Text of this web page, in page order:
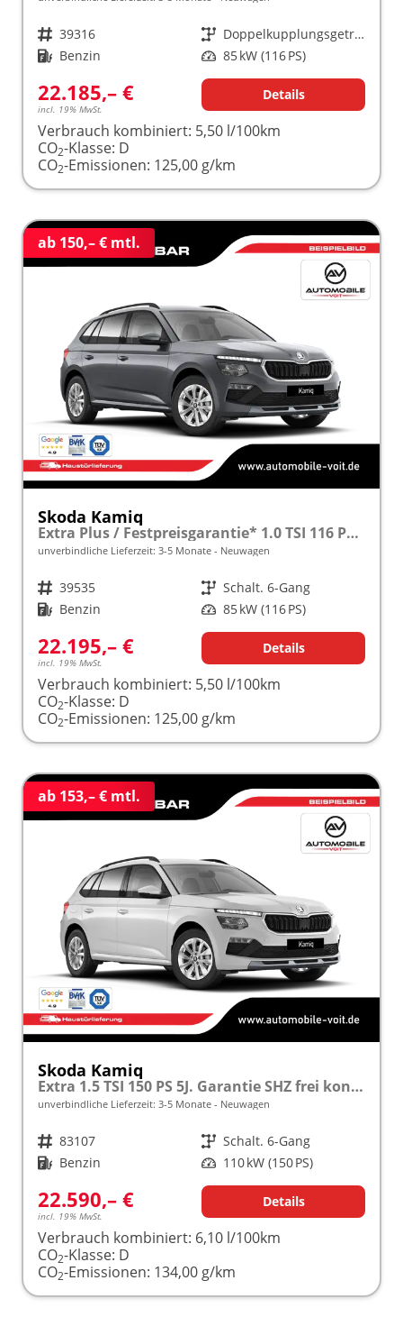
Fahrzeugnr. 39316 Getriebe
Doppelkupplungsgetriebe (DSG)
Kraftstoff Benzin Leistung 85 kW (116 PS)
22.185,– €
incl. 19% MwSt.
Details
Verbrauch kombiniert: 5,50 l/100km
CO2-Klasse: D
CO2-Emissionen: 125,00 g/km
ab 150,– € mtl.
Skoda Kamiq
Extra Plus / Festpreisgarantie* 1.0 TSI 116 PS frei konfigurierbar!
unverbindliche Lieferzeit: 3-5 Monate Neuwagen
Fahrzeugnr. 39535 Getriebe Schalt. 6-Gang
Kraftstoff Benzin Leistung 85 kW (116 PS)
22.195,– €
incl. 19% MwSt.
Details
Verbrauch kombiniert: 5,50 l/100km
CO2-Klasse: D
CO2-Emissionen: 125,00 g/km
ab 153,– € mtl.
Skoda Kamiq
Extra 1.5 TSI 150 PS 5J. Garantie SHZ frei konfigurierbar!
unverbindliche Lieferzeit: 3-5 Monate Neuwagen
Fahrzeugnr. 83107 Getriebe Schalt. 6-Gang
Kraftstoff Benzin Leistung 110 kW (150 PS)
22.590,– €
incl. 19% MwSt.
Details
Verbrauch kombiniert: 6,10 l/100km
CO2-Klasse: D
CO2-Emissionen: 134,00 g/km